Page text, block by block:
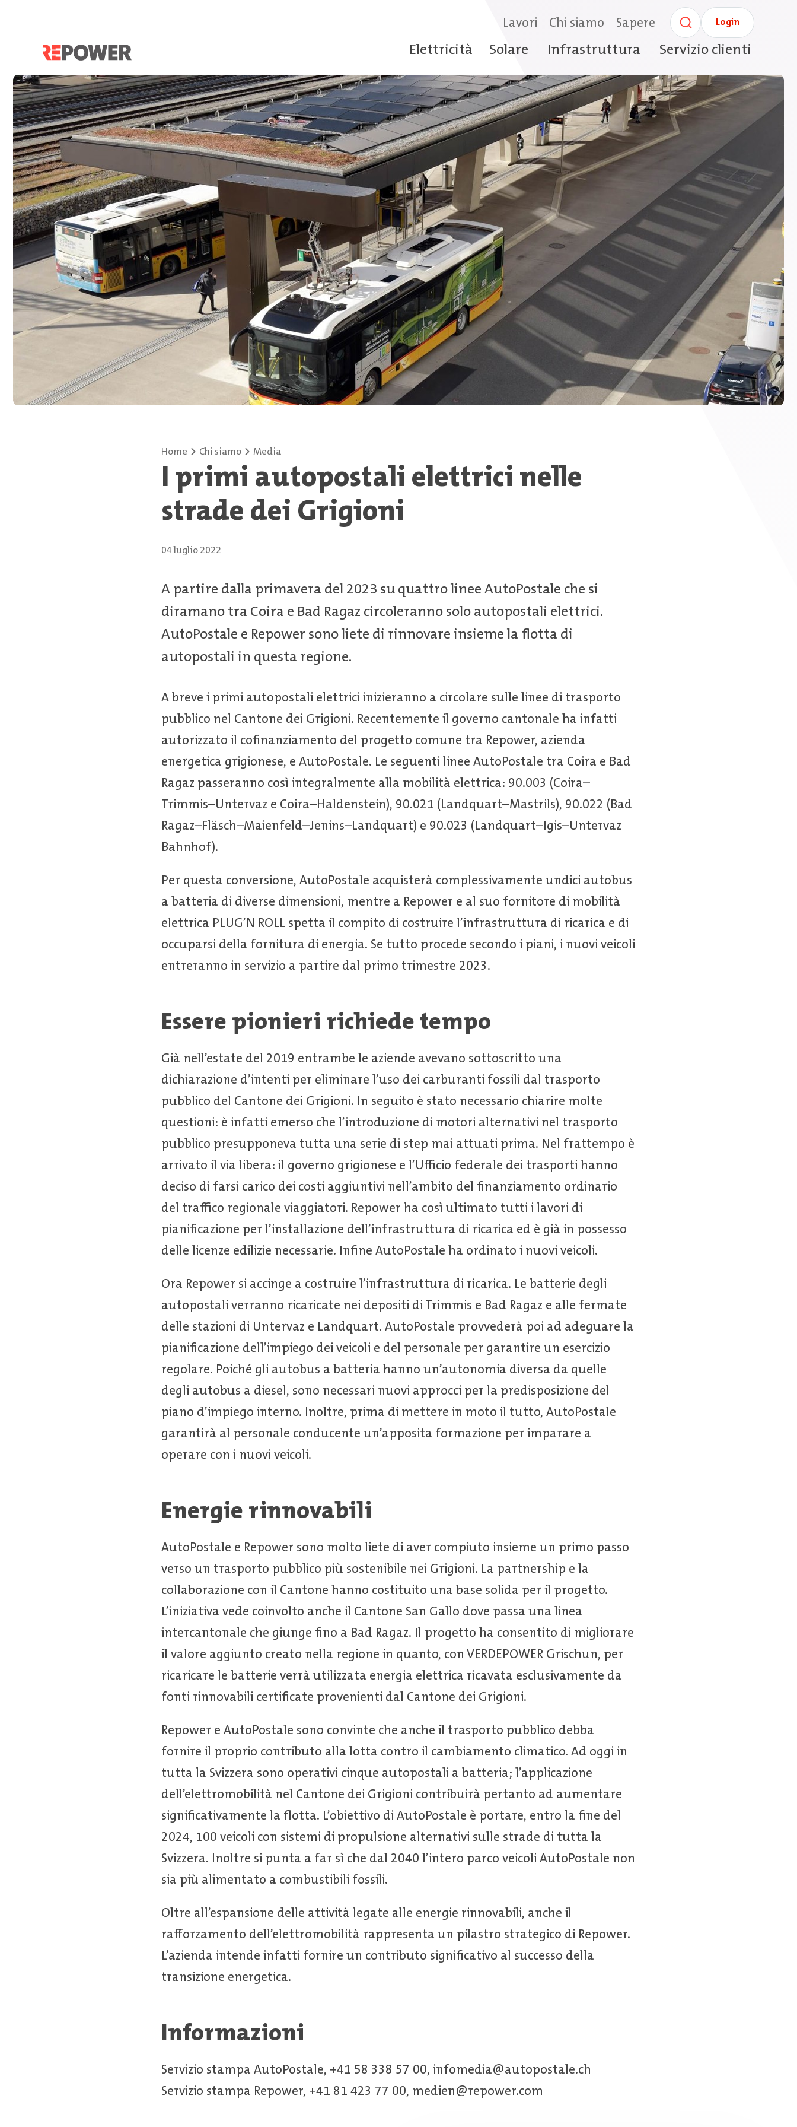
Lavori Chi siamo Sapere Login
Elettricità Solare Infrastruttura Servizio clienti
Home Chi siamo Media
I primi autopostali elettrici nelle
strade dei Grigioni
04 luglio 2022
A partire dalla primavera del 2023 su quattro linee AutoPostale che si
diramano tra Coira e Bad Ragaz circoleranno solo autopostali elettrici.
AutoPostale e Repower sono liete di rinnovare insieme la flotta di
autopostali in questa regione.
A breve i primi autopostali elettrici inizieranno a circolare sulle linee di trasporto
pubblico nel Cantone dei Grigioni. Recentemente il governo cantonale ha infatti
autorizzato il cofinanziamento del progetto comune tra Repower, azienda
energetica grigionese, e AutoPostale. Le seguenti linee AutoPostale tra Coira e Bad
Ragaz passeranno così integralmente alla mobilità elettrica: 90.003 (Coira–
Trimmis–Untervaz e Coira–Haldenstein), 90.021 (Landquart–Mastrils), 90.022 (Bad
Ragaz–Fläsch–Maienfeld–Jenins–Landquart) e 90.023 (Landquart–Igis–Untervaz
Bahnhof).
Per questa conversione, AutoPostale acquisterà complessivamente undici autobus
a batteria di diverse dimensioni, mentre a Repower e al suo fornitore di mobilità
elettrica PLUG’N ROLL spetta il compito di costruire l’infrastruttura di ricarica e di
occuparsi della fornitura di energia. Se tutto procede secondo i piani, i nuovi veicoli
entreranno in servizio a partire dal primo trimestre 2023.
Essere pionieri richiede tempo
Già nell’estate del 2019 entrambe le aziende avevano sottoscritto una
dichiarazione d’intenti per eliminare l’uso dei carburanti fossili dal trasporto
pubblico del Cantone dei Grigioni. In seguito è stato necessario chiarire molte
questioni: è infatti emerso che l’introduzione di motori alternativi nel trasporto
pubblico presupponeva tutta una serie di step mai attuati prima. Nel frattempo è
arrivato il via libera: il governo grigionese e l’Ufficio federale dei trasporti hanno
deciso di farsi carico dei costi aggiuntivi nell’ambito del finanziamento ordinario
del traffico regionale viaggiatori. Repower ha così ultimato tutti i lavori di
pianificazione per l’installazione dell’infrastruttura di ricarica ed è già in possesso
delle licenze edilizie necessarie. Infine AutoPostale ha ordinato i nuovi veicoli.
Ora Repower si accinge a costruire l’infrastruttura di ricarica. Le batterie degli
autopostali verranno ricaricate nei depositi di Trimmis e Bad Ragaz e alle fermate
delle stazioni di Untervaz e Landquart. AutoPostale provvederà poi ad adeguare la
pianificazione dell’impiego dei veicoli e del personale per garantire un esercizio
regolare. Poiché gli autobus a batteria hanno un’autonomia diversa da quelle
degli autobus a diesel, sono necessari nuovi approcci per la predisposizione del
piano d’impiego interno. Inoltre, prima di mettere in moto il tutto, AutoPostale
garantirà al personale conducente un’apposita formazione per imparare a
operare con i nuovi veicoli.
Energie rinnovabili
AutoPostale e Repower sono molto liete di aver compiuto insieme un primo passo
verso un trasporto pubblico più sostenibile nei Grigioni. La partnership e la
collaborazione con il Cantone hanno costituito una base solida per il progetto.
L’iniziativa vede coinvolto anche il Cantone San Gallo dove passa una linea
intercantonale che giunge fino a Bad Ragaz. Il progetto ha consentito di migliorare
il valore aggiunto creato nella regione in quanto, con VERDEPOWER Grischun, per
ricaricare le batterie verrà utilizzata energia elettrica ricavata esclusivamente da
fonti rinnovabili certificate provenienti dal Cantone dei Grigioni.
Repower e AutoPostale sono convinte che anche il trasporto pubblico debba
fornire il proprio contributo alla lotta contro il cambiamento climatico. Ad oggi in
tutta la Svizzera sono operativi cinque autopostali a batteria; l’applicazione
dell’elettromobilità nel Cantone dei Grigioni contribuirà pertanto ad aumentare
significativamente la flotta. L’obiettivo di AutoPostale è portare, entro la fine del
2024, 100 veicoli con sistemi di propulsione alternativi sulle strade di tutta la
Svizzera. Inoltre si punta a far sì che dal 2040 l’intero parco veicoli AutoPostale non
sia più alimentato a combustibili fossili.
Oltre all’espansione delle attività legate alle energie rinnovabili, anche il
rafforzamento dell’elettromobilità rappresenta un pilastro strategico di Repower.
L’azienda intende infatti fornire un contributo significativo al successo della
transizione energetica.
Informazioni
Servizio stampa AutoPostale, +41 58 338 57 00, infomedia@autopostale.ch
Servizio stampa Repower, +41 81 423 77 00, medien@repower.com